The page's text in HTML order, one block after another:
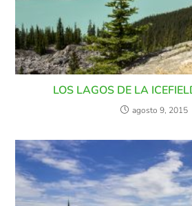
LOS LAGOS DE LA
agosto 9, 2015